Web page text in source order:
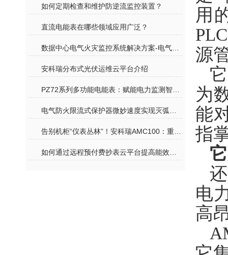
如何定期检查和维护防逆流监控装置？
直流电能表在哪些领域应用广泛？
​安科瑞分布式光伏运维云平台介绍
用
源
为
能
指
电
高